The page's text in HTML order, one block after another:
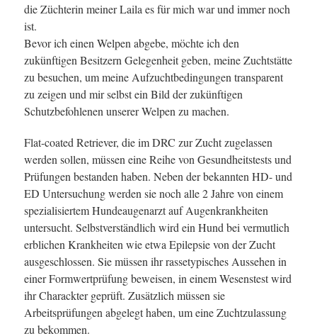
die Züchterin meiner Laila es für mich war und immer noch
ist.
Bevor ich einen Welpen abgebe, möchte ich den
zukünftigen Besitzern Gelegenheit geben, meine Zuchtstätte
zu besuchen, um meine Aufzuchtbedingungen transparent
zu zeigen und mir selbst ein Bild der zukünftigen
Schutzbefohlenen unserer Welpen zu machen.
Flat-coated Retriever, die im DRC zur Zucht zugelassen
werden sollen, müssen eine Reihe von Gesundheitstests und
Prüfungen bestanden haben. Neben der bekannten HD- und
ED Untersuchung werden sie noch alle 2 Jahre von einem
spezialisiertem Hundeaugenarzt auf Augenkrankheiten
untersucht. Selbstverständlich wird ein Hund bei vermutlich
erblichen Krankheiten wie etwa Epilepsie von der Zucht
ausgeschlossen. Sie müssen ihr rassetypisches Aussehen in
einer Formwertprüfung beweisen, in einem Wesenstest wird
ihr Charackter geprüft. Zusätzlich müssen sie
Arbeitsprüfungen abgelegt haben, um eine Zuchtzulassung
zu bekommen.